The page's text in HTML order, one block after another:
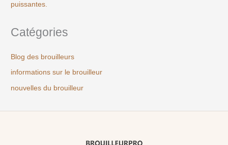
puissantes.
Catégories
Blog des brouilleurs
informations sur le brouilleur
nouvelles du brouilleur